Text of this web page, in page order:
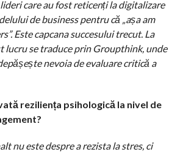
care au fost reticenți la digitalizare
de business pentru că „așa am
Este capcana succesului trecut. La
lucru se traduce prin Groupthink, unde
nevoia de evaluare critică a
reziliența psihologică la nivel de
nu este despre a rezista la stres, ci